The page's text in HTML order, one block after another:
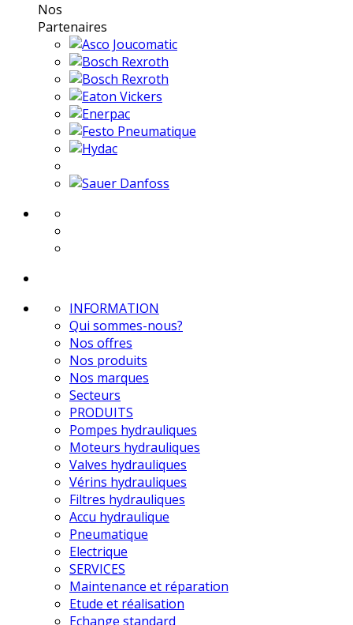
Nos
Partenaires
INFORMATION
Qui sommes-nous?
Nos offres
Nos produits
Nos marques
Secteurs
PRODUITS
Pompes hydrauliques
Moteurs hydrauliques
Valves hydrauliques
Vérins hydrauliques
Filtres hydrauliques
Accu hydraulique
Pneumatique
Electrique
SERVICES
Maintenance et réparation
Etude et réalisation
Echange standard